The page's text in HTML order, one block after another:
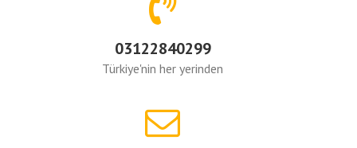
03122840299
Türkiye'nin her yerinden